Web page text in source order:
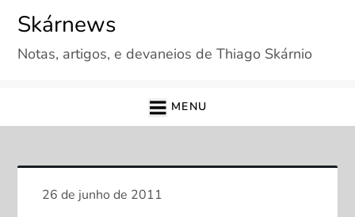
content
Skárnews
Notas, artigos, e devaneios de Thiago Skárnio
MENU